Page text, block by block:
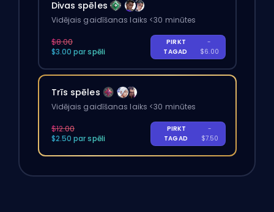
Divas spēles
Vidējais gaidīšanas laiks <30 minūtes
$8.00
$3.00 par spēli
PIRKT
TAGAD
-
$6.00
Trīs spēles
Vidējais gaidīšanas laiks <30 minūtes
$12.00
$2.50 par spēli
PIRKT
TAGAD
-
$7.50